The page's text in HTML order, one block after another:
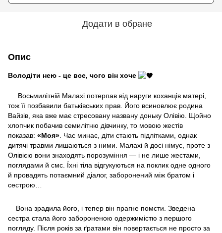
Додати в обране
Опис
Володіти нею - це все, чого він хоче
Восьмилітній Малахі потерпав від наруги коханців матері,
тож її позбавили батьківських прав. Його всиновлює родина
Вайзів, яка вже має стресовану названу доньку Олівію. Щойно
хлопчик побачив семилітню дівчинку, то мовою жестів
показав: «Моя» . Час минає, діти стають підлітками, однак
дитячі травми лишаються з ними. Малахі й досі німує, проте з
Олівією вони знаходять порозуміння — і не лише жестами,
поглядами й смс. Їхні тіла відгукуються на поклик одне одного
й провадять потаємний діалог, заборонений між братом і
сестрою…
Вона зрадила його, і тепер він прагне помсти. Зведена
сестра стала його забороненою одержимістю з першого
погляду. Після років за ґратами він повертається не просто за